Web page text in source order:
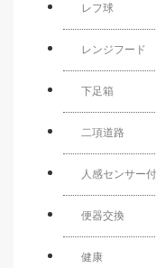
レフ球
レンジフード
下足箱
二項道路
人感センサー
便器交換
健康